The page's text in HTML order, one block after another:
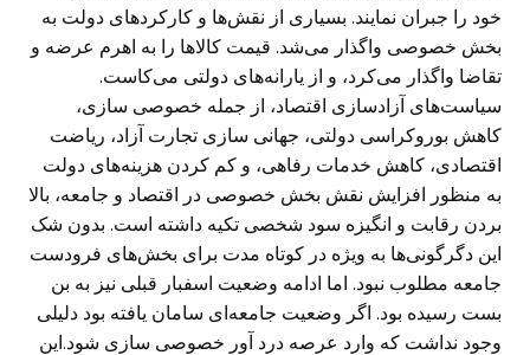
خود را جبران نمایند. بسیاری از نقش‌ها و کارکردهای دولت به
بخش خصوصی واگذار می‌شد. قیمت کالا‌ها را به اهرم عرضه و
تقاضا واگذار می‌کرد، و از یارانه‌های دولتی می‌کاست.
سیاست‌های آزادسازی اقتصاد، از جمله خصوصی سازی،
کاهش بوروکراسی دولتی، جهانی سازی تجارت آزاد، ریاضت
اقتصادی، کاهش خدمات رفاهی، و کم کردن هزینه‌های دولت
به منظور افزایش نقش بخش خصوصی در اقتصاد و جامعه، بالا
بردن رقابت و انگیزه سود شخصی تکیه داشته است. بدون شک
این دگرگونی‌ها به ویژه در کوتاه مدت برای بخش‌های فرودست
جامعه مطلوب نبود. اما ادامه وضعیت اسفبار قبلی نیز به بن
بست رسیده بود. اگر وضعیت جامعه‌ای سامان یافته بود دلیلی
وجود نداشت که وارد عرصه درد آور خصوصی سازی شود.این